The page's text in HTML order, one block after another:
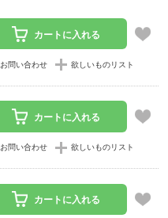
カートに入れる
お問い合わせ 欲しいものリスト
カートに入れる
お問い合わせ 欲しいものリスト
カートに入れる